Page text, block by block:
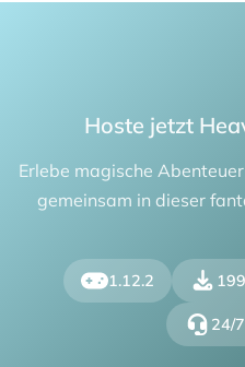
Hoste jetzt
Erlebe magische
gemeinsam in dieser
1.12.2
24/